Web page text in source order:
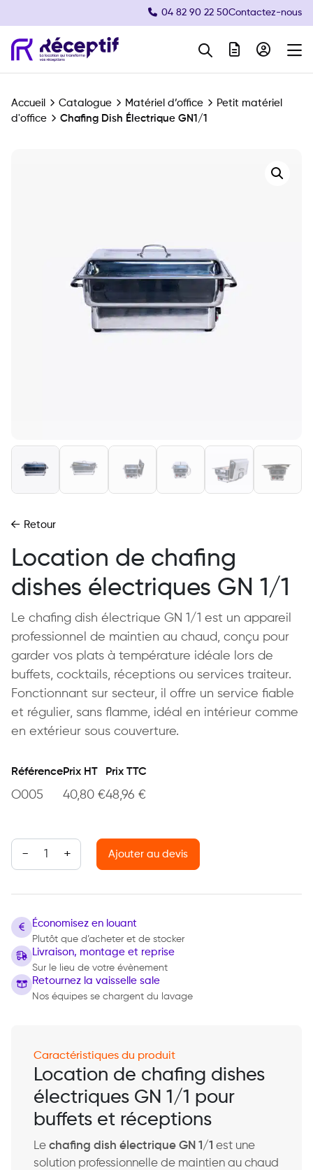
04 82 90 22 50Contactez-nous
Navigation principale
Accueil Catalogue Matériel d’office
Petit matériel
d'office
Chafing Dish Électrique GN1/1
Retour
Location de chafing
dishes électriques GN 1/1
Le chafing dish électrique GN 1/1 est un appareil
professionnel de maintien au chaud, conçu pour
garder vos plats à température idéale lors de
buffets, cocktails, réceptions ou services traiteur.
Fonctionnant sur secteur, il offre un service fiable
et régulier, sans flamme, idéal en intérieur comme
en extérieur sous couverture.
Référence
O005
Prix HT
40,80 €
Prix TTC
48,96 €
quantité de Chafing Dish Électrique GN1/1
Ajouter au devis
Économisez en louant
Plutôt que d’acheter et de stocker
Livraison, montage et reprise
Sur le lieu de votre évènement
Retournez la vaisselle sale
Nos équipes se chargent du lavage
Caractéristiques du produit
Location de chafing dishes
électriques GN 1/1 pour
buffets et réceptions
Le chafing dish électrique GN 1/1 est une
solution professionnelle de maintien au chaud